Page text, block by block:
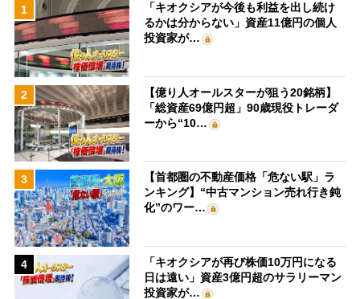
1
「キオクシアが今後も利益を出し続け
るかは分からない」資産11億円の個人
投資家が…
2
【億り人オールスターが狙う20銘柄】
「総資産69億円超」90歳現役トレーダ
ーから“10…
3
【首都圏の不動産価格「危ない駅」ラ
ンキング】“中古マンション売れ行き鈍
化”のワー…
4
「キオクシアが再び株価10万円になる
日は遠い」資産3億円超のサラリーマン
投資家が…